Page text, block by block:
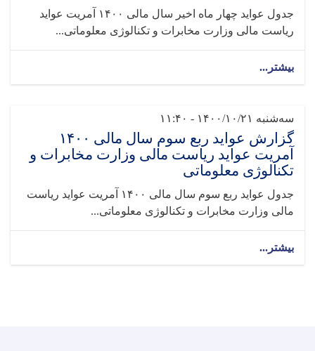
جدول عواید چهار ماه اخیر سال مالی ۱۴۰۰ آمریت عواید
ریاست مالی وزارت مخابرات و تکنالوژی معلوماتی...
بیشتر...
سه‌شنبه ۱۴۰۰/۱۰/۲۱ - ۱۱:۴۰
گزارش عواید ربع سوم سال مالی ۱۴۰۰
آمریت عواید ریاست مالی وزارت مخابرات و
تکنالوژی معلوماتی
جدول عواید ربع سوم سال مالی ۱۴۰۰ آمریت عواید ریاست
مالی وزارت مخابرات و تکنالوژی معلوماتی...
بیشتر...